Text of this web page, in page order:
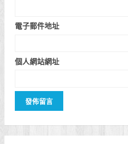
電子郵件地址
個人網站網址